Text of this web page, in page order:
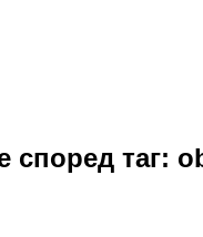
според таг: